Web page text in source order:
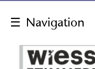
☰ Navigation